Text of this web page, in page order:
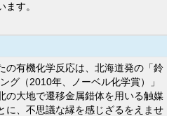
す。
の有機化学反応は、北海道発の「鈴
グ（2010年、ノーベル化学賞）」
の大地で遷移金属錯体を用いる触媒
に、不思議な縁を感じざるをえませ